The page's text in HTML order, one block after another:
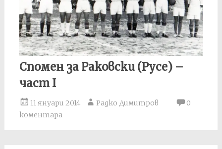
Спомен за Раковски (Русе) –
част I
11 януари 2014 Радко Димитров
0
коментара